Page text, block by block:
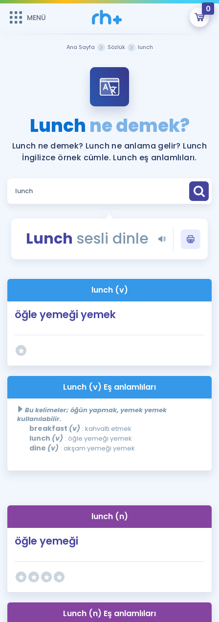
MENÜ
0
ÜYE DEĞİLİM
Sepetin Şu An Boş.
Remzi Hoca ile seni sınava hazırlayacak onlarca eğitim seni
bekliyor!
MENÜ
Faydalı Araçlar
Sözlük
Blog
İngilizce Gramer
Ana Sayfa Sözlük lunch
Lunch ne demek?
Lunch ne demek? Lunch ne anlama gelir? Lunch
İngilizce örnek cümle. Lunch eş anlamlıları.
Lunch sesli dinle
lunch (v)
öğle yemeği yemek
Lunch (v) Eş anlamlıları
Bu kelimeler; öğün yapmak, yemek yemek
kullanılabilir.
breakfast (v) : kahvaltı etmek
lunch (v) : öğle yemeği yemek
dine (v) : akşam yemeği yemek
lunch (n)
öğle yemeği
Lunch (n) Eş anlamlıları